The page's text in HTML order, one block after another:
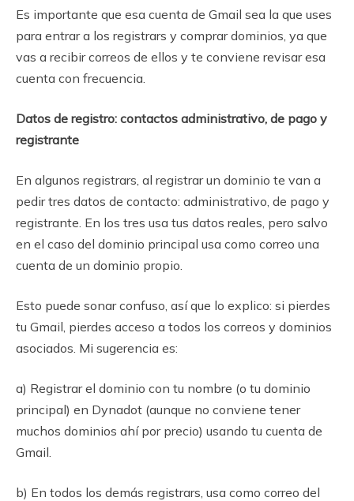
Es importante que esa cuenta de Gmail sea la que uses
para entrar a los registrars y comprar dominios, ya que
vas a recibir correos de ellos y te conviene revisar esa
cuenta con frecuencia.
Datos de registro: contactos administrativo, de pago y
registrante
En algunos registrars, al registrar un dominio te van a
pedir tres datos de contacto: administrativo, de pago y
registrante. En los tres usa tus datos reales, pero salvo
en el caso del dominio principal usa como correo una
cuenta de un dominio propio.
Esto puede sonar confuso, así que lo explico: si pierdes
tu Gmail, pierdes acceso a todos los correos y dominios
asociados. Mi sugerencia es:
a) Registrar el dominio con tu nombre (o tu dominio
principal) en Dynadot (aunque no conviene tener
muchos dominios ahí por precio) usando tu cuenta de
Gmail.
b) En todos los demás registrars, usa como correo del